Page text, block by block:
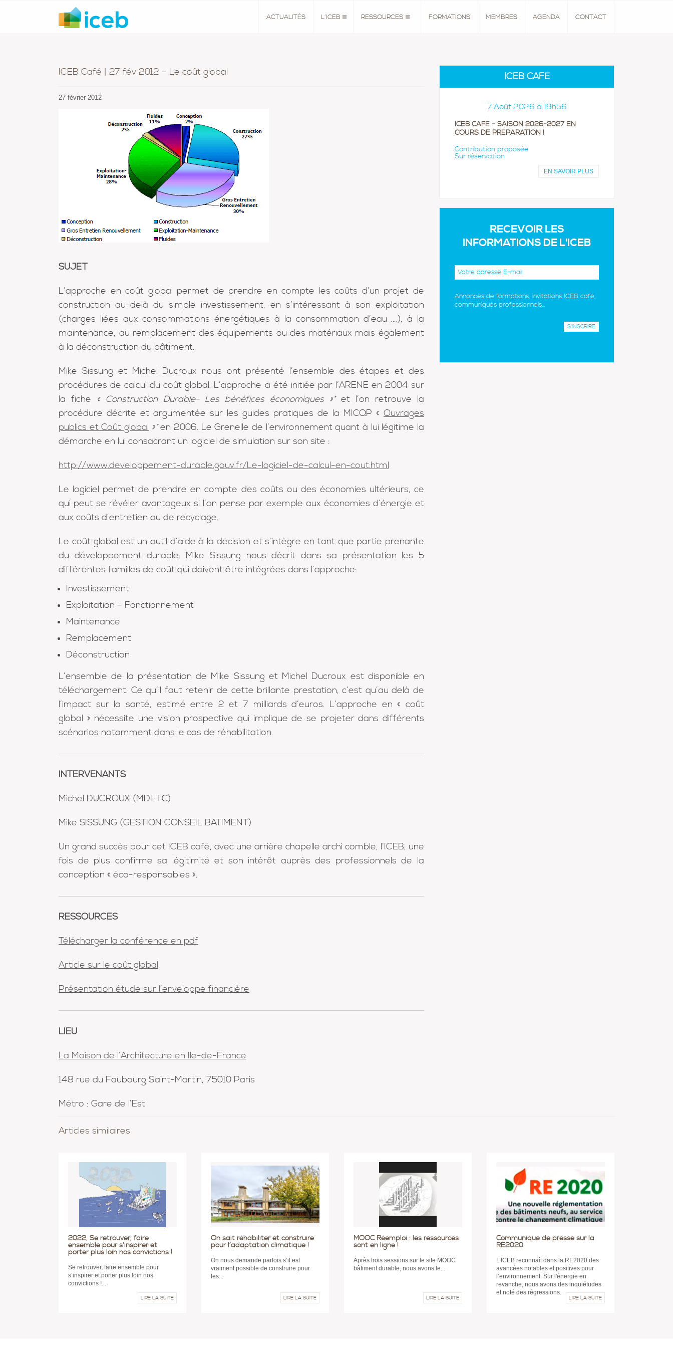
ACTUALITÉS L’ICEB RESSOURCES FORMATIONS MEMBRES AGENDA CONTACT
ICEB Café | 27 fév 2012 – Le coût global
27 février 2012
SUJET
L’approche en coût global permet de prendre en compte les coûts d’un projet de
construction au-delà du simple investissement, en s’intéressant à son exploitation
(charges liées aux consommations énergétiques à la consommation d’eau ….), à la
maintenance, au remplacement des équipements ou des matériaux mais également
à la déconstruction du bâtiment.
Mike Sissung et Michel Ducroux nous ont présenté l’ensemble des étapes et des
procédures de calcul du coût global. L’approche a été initiée par l’ARENE en 2004 sur
la fiche « Construction Durable- Les bénéfices économiques »*et l’on retrouve la
procédure décrite et argumentée sur les guides pratiques de la MICQP « Ouvrages
publics et Coût global »*en 2006. Le Grenelle de l’environnement quant à lui légitime la
démarche en lui consacrant un logiciel de simulation sur son site :
http://www.developpement-durable.gouv.fr/Le-logiciel-de-calcul-en-cout.html
Le logiciel permet de prendre en compte des coûts ou des économies ultérieurs, ce
qui peut se révéler avantageux si l’on pense par exemple aux économies d’énergie et
aux coûts d’entretien ou de recyclage.
Le coût global est un outil d’aide à la décision et s’intègre en tant que partie prenante
du développement durable. Mike Sissung nous décrit dans sa présentation les 5
différentes familles de coût qui doivent être intégrées dans l’approche:
Investissement
Exploitation – Fonctionnement
Maintenance
Remplacement
Déconstruction
L’ensemble de la présentation de Mike Sissung et Michel Ducroux est disponible en
téléchargement. Ce qu’il faut retenir de cette brillante prestation, c’est qu’au delà de
l’impact sur la santé, estimé entre 2 et 7 milliards d’euros. L’approche en « coût
global » nécessite une vision prospective qui implique de se projeter dans différents
scénarios notamment dans le cas de réhabilitation.
INTERVENANTS
Michel DUCROUX (MDETC)
Mike SISSUNG (GESTION CONSEIL BATIMENT)
Un grand succès pour cet ICEB café, avec une arrière chapelle archi comble, l’ICEB, une
fois de plus confirme sa légitimité et son intérêt auprès des professionnels de la
conception « éco-responsables ».
RESSOURCES
Télécharger la conférence en pdf
Article sur le coût global
Présentation étude sur l’enveloppe financière
LIEU
La Maison de l’Architecture en Ile-de-France
148 rue du Faubourg Saint-Martin, 75010 Paris
Métro : Gare de l’Est
ICEB CAFÉ
7 Août 2026 à 19h56
ICEB CAFÉ - SAISON 2026-2027 EN
COURS DE PRÉPARATION !
Contribution proposée
Sur réservation
EN SAVOIR PLUS
RECEVOIR LES
INFORMATIONS DE L'ICEB
Annonces de formations, invitations ICEB café,
communiqués professionnels...
Articles similaires
2022, Se retrouver, faire
ensemble pour s’inspirer et
porter plus loin nos convictions !
Se retrouver, faire ensemble pour
s’inspirer et porter plus loin nos
convictions !...
LIRE LA SUITE
On sait réhabiliter et construire
pour l’adaptation climatique !
On nous demande parfois s’il est
vraiment possible de construire pour
les...
LIRE LA SUITE
MOOC Réemploi : les ressources
sont en ligne !
Après trois sessions sur le site MOOC
bâtiment durable, nous avons le...
LIRE LA SUITE
Communiqué de presse sur la
RE2020
L’ICEB reconnaît dans la RE2020 des
avancées notables et positives pour
l’environnement. Sur l'énergie en
revanche, nous avons des inquiétudes
et noté des régressions.
LIRE LA SUITE